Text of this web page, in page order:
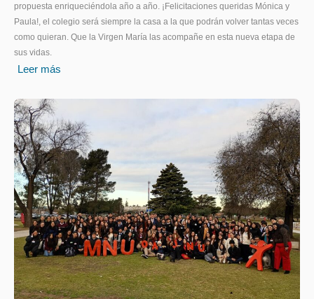
propuesta enriqueciéndola año a año. ¡Felicitaciones queridas Mónica y
Paula!, el colegio será siempre la casa a la que podrán volver tantas veces
como quieran. Que la Virgen María las acompañe en esta nueva etapa de
sus vidas.
Leer más